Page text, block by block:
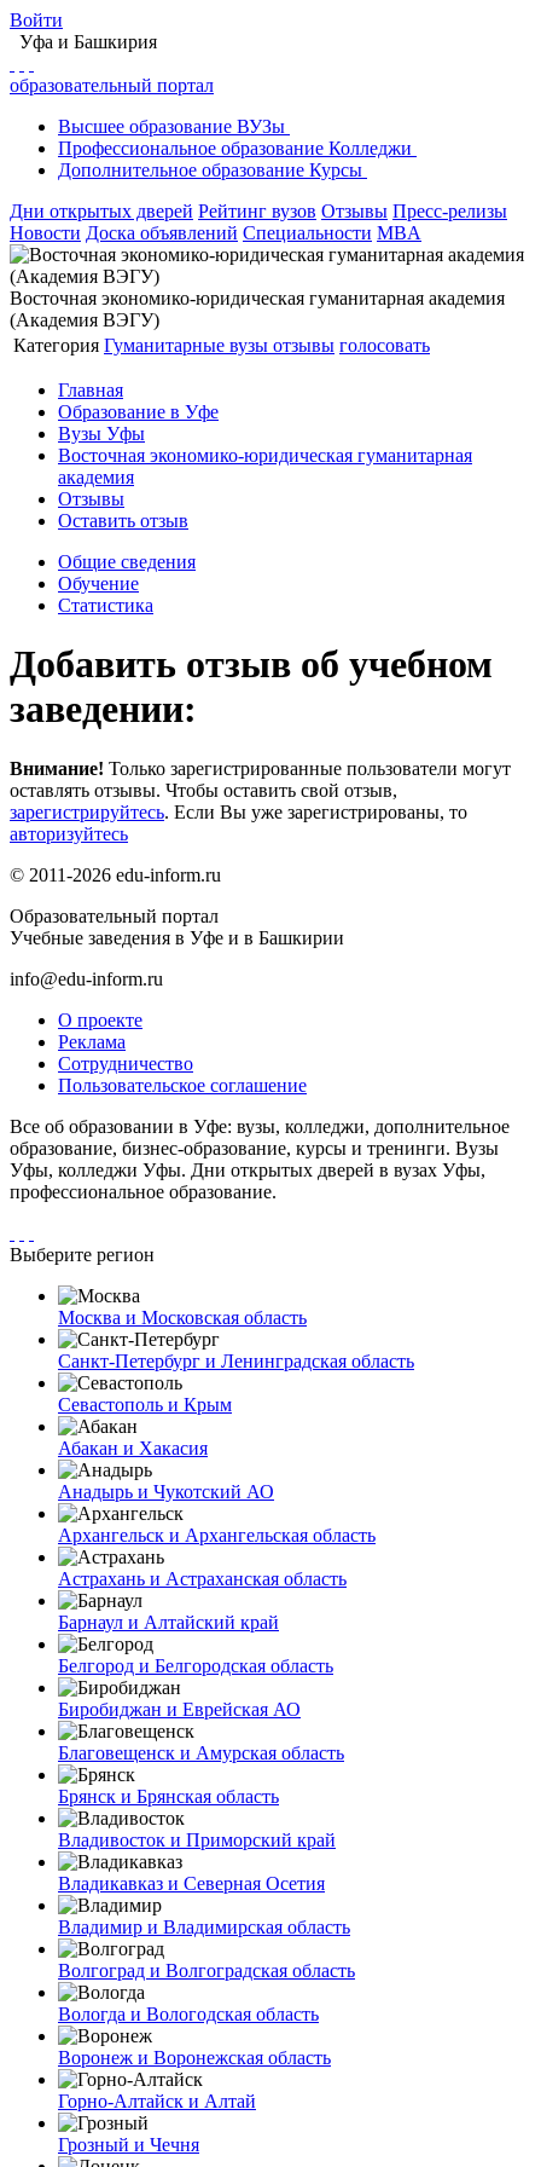
Войти
Уфа и Башкирия
образовательный портал
Высшее образование ВУЗы
Профессиональное образование Колледжи
Дополнительное образование Курсы
Дни открытых дверей Рейтинг вузов Отзывы Пресс-релизы
Новости Доска объявлений Специальности MBA
Восточная экономико-юридическая гуманитарная академия
(Академия ВЭГУ)
Категория Гуманитарные вузы отзывы голосовать
Главная
Образование в Уфе
Вузы Уфы
Восточная экономико-юридическая гуманитарная
академия
Отзывы
Оставить отзыв
Общие сведения
Обучение
Статистика
Добавить отзыв об учебном
заведении:
Внимание! Только зарегистрированные пользователи могут
оставлять отзывы. Чтобы оставить свой отзыв,
зарегистрируйтесь. Если Вы уже зарегистрированы, то
авторизуйтесь
© 2011-2026 edu-inform.ru
Образовательный портал
Учебные заведения в Уфе и в Башкирии
info@edu-inform.ru
О проекте
Реклама
Сотрудничество
Пользовательское соглашение
Все об образовании в Уфе: вузы, колледжи, дополнительное
образование, бизнес-образование, курсы и тренинги. Вузы
Уфы, колледжи Уфы. Дни открытых дверей в вузах Уфы,
профессиональное образование.
Выберите регион
Москва и Московская область
Санкт-Петербург и Ленинградская область
Севастополь и Крым
Абакан и Хакасия
Анадырь и Чукотский АО
Архангельск и Архангельская область
Астрахань и Астраханская область
Барнаул и Алтайский край
Белгород и Белгородская область
Биробиджан и Еврейская АО
Благовещенск и Амурская область
Брянск и Брянская область
Владивосток и Приморский край
Владикавказ и Северная Осетия
Владимир и Владимирская область
Волгоград и Волгоградская область
Вологда и Вологодская область
Воронеж и Воронежская область
Горно-Алтайск и Алтай
Грозный и Чечня